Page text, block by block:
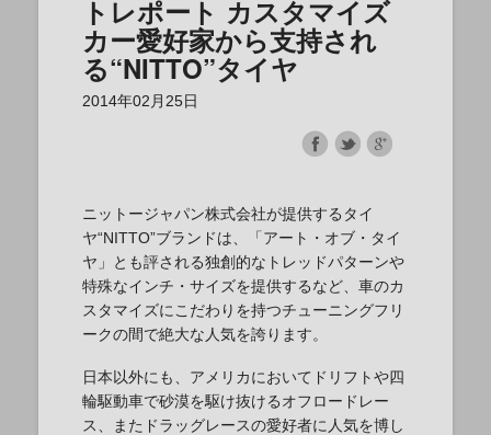
トレポート カスタマイズ
カー愛好家から支持され
る“NITTO”タイヤ
2014年02月25日
ニットージャパン株式会社が提供するタイ
ヤ“NITTO”ブランドは、「アート・オブ・タイ
ヤ」とも評される独創的なトレッドパターンや
特殊なインチ・サイズを提供するなど、車のカ
スタマイズにこだわりを持つチューニングフリ
ークの間で絶大な人気を誇ります。
日本以外にも、アメリカにおいてドリフトや四
輪駆動車で砂漠を駆け抜けるオフロードレー
ス、またドラッグレースの愛好者に人気を博し